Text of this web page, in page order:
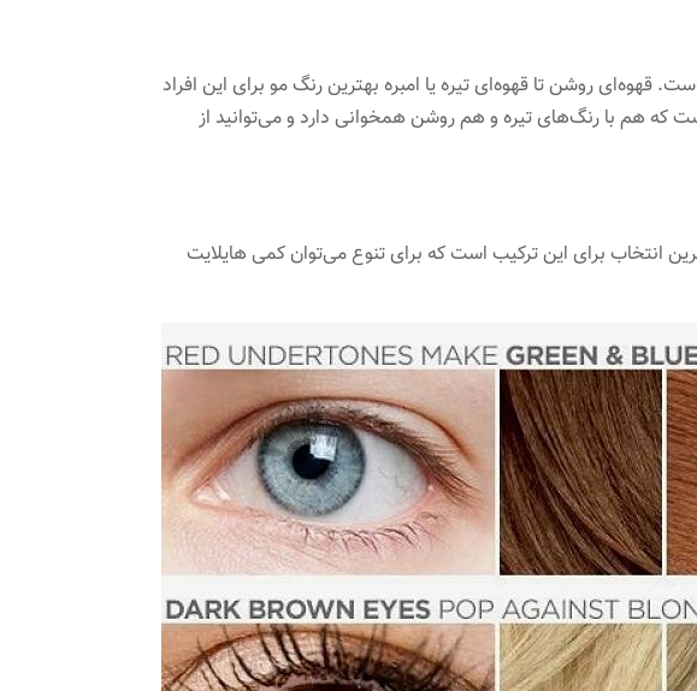
قهوه‌ای روشن تا قهوه‌ای تیره یا امبره بهترین رنگ مو برای این افراد
هم با رنگ‌های تیره و هم روشن همخوانی دارد و می‌توانید از
انتخاب برای این ترکیب است که برای تنوع می‌توان کمی هایلایت